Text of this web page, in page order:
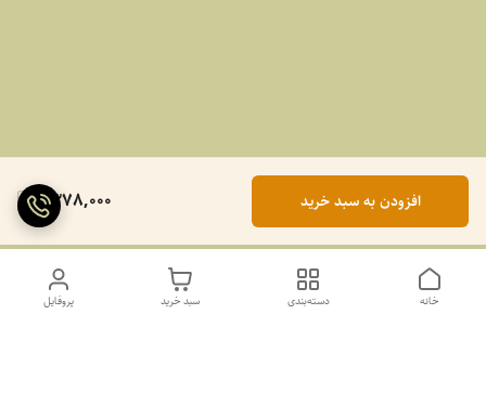
1,378,000 افزودن به سبد خرید
پروفایل سبد خرید دسته‌بندی خانه